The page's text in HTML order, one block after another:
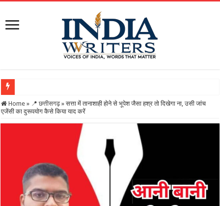
Home » 📍 छत्तीसगढ़ » सत्ता में तानाशाही होने से भूपेश जैसा हश्र तो दिखेगा ना, उसी जांच
एजेंसी का दुरूपयोग कैसे किया याद करें